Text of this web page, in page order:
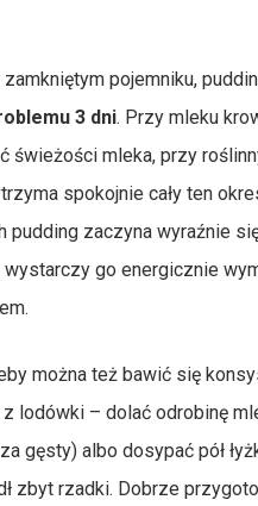
pojemniku,
3 dni. Przy mleku
świeżości mleka, przy
spokojnie cały ten
pudding zaczyna wyraźnie
go energicznie
można też bawić się
z lodówki – dolać odrobinę
gęsty) albo dosypać pół
zbyt rzadki. Dobrze